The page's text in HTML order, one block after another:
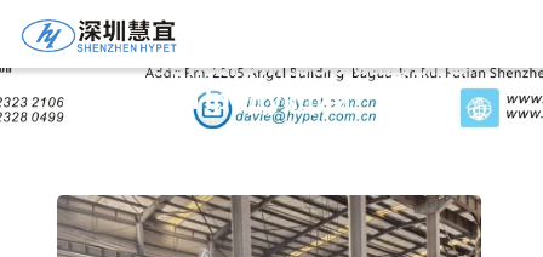
Подробная Информация О
Продукции